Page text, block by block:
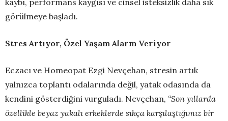
kaybı, performans kaygısı ve cinsel isteksizlik daha sık
görülmeye başladı.
Stres Artıyor, Özel Yaşam Alarm Veriyor
Eczacı ve Homeopat Ezgi Nevçehan, stresin artık
yalnızca toplantı odalarında değil, yatak odasında da
kendini gösterdiğini vurguladı. Nevçehan, “Son yıllarda
özellikle beyaz yakalı erkeklerde sıkça karşılaştığımız bir